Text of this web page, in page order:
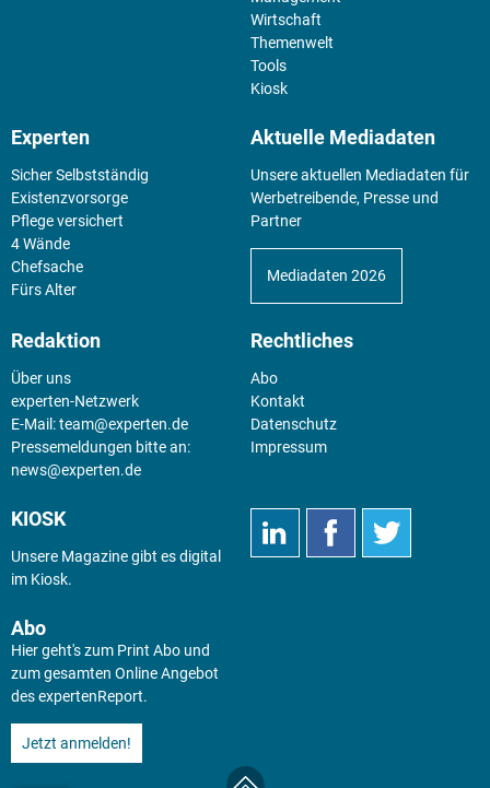
Wirtschaft
Themenwelt
Tools
Kiosk
Experten
Sicher Selbstständig
Existenz­vorsorge
Pflege versichert
4 Wände
Chefsache
Fürs Alter
Aktuelle Mediadaten
Unsere aktuellen Mediadaten für
Werbetreibende, Presse und
Partner
Mediadaten 2026
Redaktion
Über uns
experten-Netzwerk
E-Mail:team@experten.de
Pressemeldungen bitte an:
news@experten.de
Rechtliches
Abo
Kontakt
Datenschutz
Impressum
KIOSK
Unsere Magazine gibt es digital
im Kiosk.
Abo
Hier geht's zum Print Abo und
zum gesamten Online Angebot
des expertenReport.
Jetzt anmelden!